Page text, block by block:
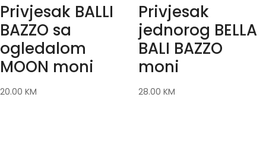
Privjesak BALLI
BAZZO sa
ogledalom
MOON moni
20.00 KM
Privjesak
jednorog BELLA
BALI BAZZO
moni
28.00 KM